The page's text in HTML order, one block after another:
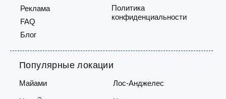
Популярные локации
Майами Лос-Анджелес
Реклама
FAQ
Блог
Политика
конфиденциальности